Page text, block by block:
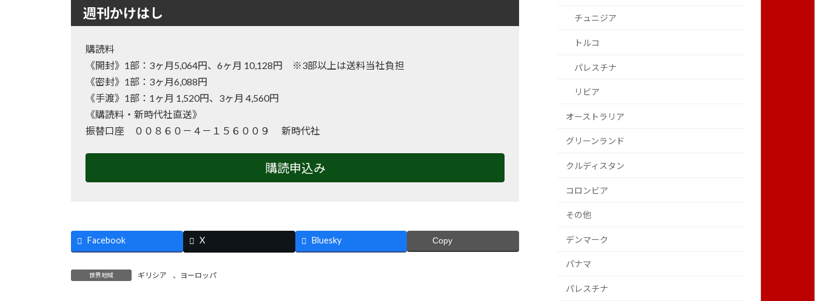
週刊かけはし
購読料
《開封》1部：3ヶ月5,064円、6ヶ月 10,128円 ※3部以上は送料当社負担
《密封》1部：3ヶ月6,088円
《手渡》1部：1ヶ月 1,520円、3ヶ月 4,560円
《購読料・新時代社直送》
振替口座 ００８６０－４－１５６００９ 新時代社
購読申込み
Facebook X Bluesky Copy
世界地域 ギリシア 、 ヨーロッパ
チュニジア
トルコ
パレスチナ
リビア
オーストラリア
グリーンランド
クルディスタン
コロンビア
その他
デンマーク
パナマ
パレスチナ